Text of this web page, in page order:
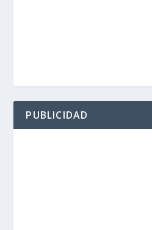
PUBLICIDAD